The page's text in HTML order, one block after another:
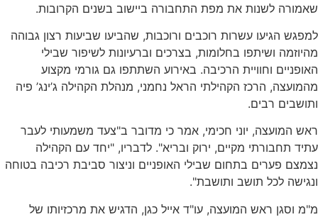
שאמורה לשנות את מפת התחבורה ביישוב בשנים הקרובות.
למפגש הגיעו עשרות רוכבים ורוכבות, שהביעו שביעות רצון גבוהה
מהיוזמה ושיתפו בחלומות, בצרכים וברעיונות לשיפור שבילי
האופניים וחוויית הרכיבה. באירוע השתתפו גם גורמי מקצוע
מהמועצה, הרכז הקהילתי הראל נחמני, מנהלת הקהילה ג’ינג’ פיה
ותושבים רבים.
ראש המועצה, יוני חכימי, אמר כי מדובר ב"צעד משמעותי לעבר
עתיד תחבורתי מקיים, ירוק ובריא". לדבריו, "יחד עם הקהילה
נצמצם פערים בתחום שבילי האופניים וניצור סביבת רכיבה בטוחה
ונגישה לכל תושב ותושבת".
מ"מ וסגן ראש המועצה, עו"ד אייל כגן, הדגיש את מרכזיותו של